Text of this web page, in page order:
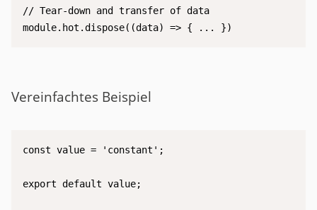
// Tear-down and transfer of data
module.hot.dispose((data) => { ... })
Vereinfachtes Beispiel
const value = 'constant';
export default value;